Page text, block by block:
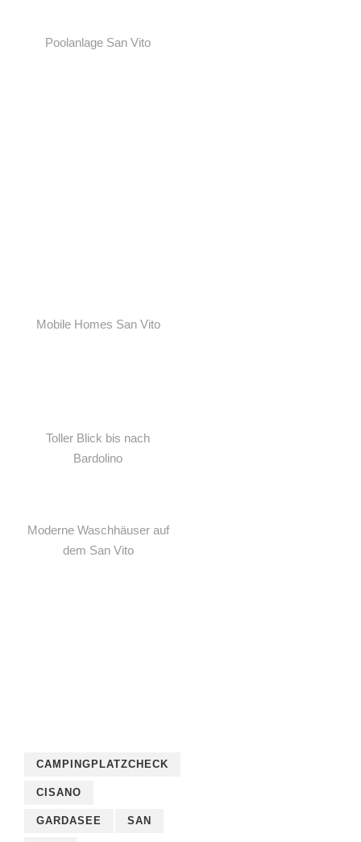
Poolanlage San Vito
Mobile Homes San Vito
Toller Blick bis nach
Bardolino
Moderne Waschhäuser auf
dem San Vito
CAMPINGPLATZCHECK
CISANO
GARDASEE SAN